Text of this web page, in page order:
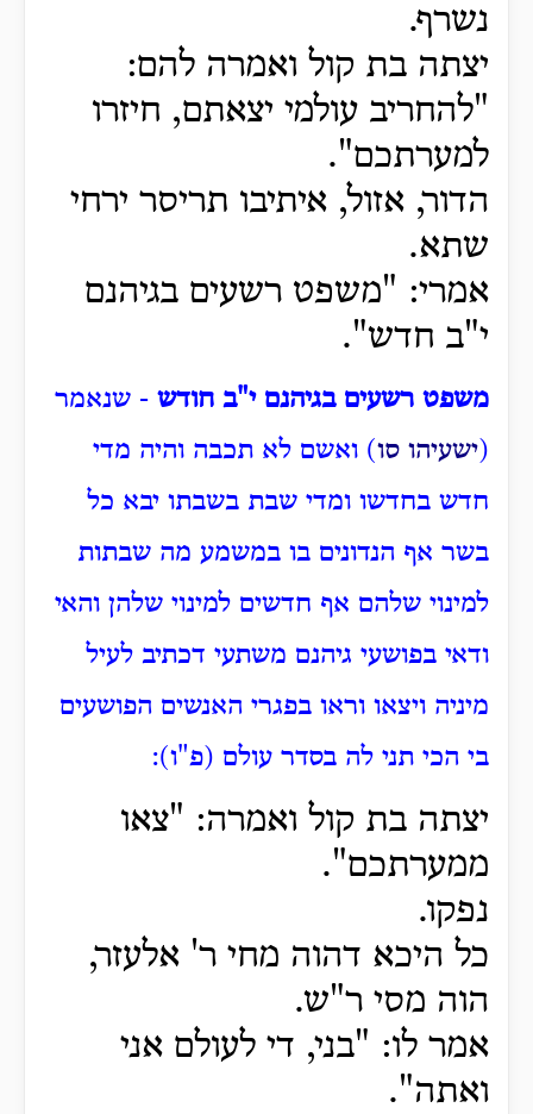
נשרף.
יצתה בת קול ואמרה להם:
"להחריב עולמי יצאתם, חיזרו
למערתכם".
הדור, אזול, איתיבו תריסר ירחי
שתא.
אמרי: "משפט רשעים בגיהנם
י"ב חדש".
משפט רשעים בגיהנם י"ב חודש - שנאמר
(ישעיהו סו) ואשם לא תכבה והיה מדי
חדש בחדשו ומדי שבת בשבתו יבא כל
בשר אף הנדונים בו במשמע מה שבתות
למינוי שלהם אף חדשים למינוי שלהן והאי
ודאי בפושעי גיהנם משתעי דכתיב לעיל
מיניה ויצאו וראו בפגרי האנשים הפושעים
בי הכי תני לה בסדר עולם (פ"ו):
יצתה בת קול ואמרה: "צאו
ממערתכם".
נפקו.
כל היכא דהוה מחי ר' אלעזר,
הוה מסי ר"ש.
אמר לו: "בני, די לעולם אני
ואתה".